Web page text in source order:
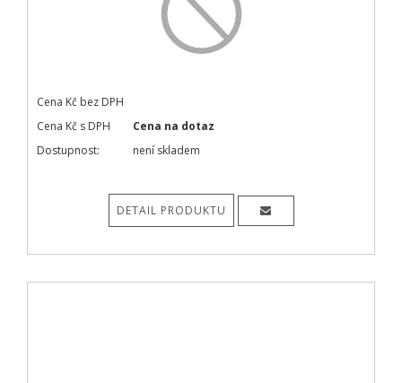
Cena Kč bez DPH
Cena Kč s DPH
Cena na dotaz
Dostupnost:
není skladem
DETAIL PRODUKTU